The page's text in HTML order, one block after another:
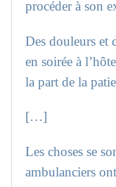
procéder à son
Des douleurs et
en soirée à
la part de la
[…]
Les choses se
ambulanciers